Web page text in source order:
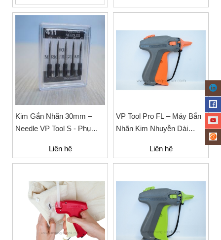
Kim Gắn Nhãn 30mm –
Needle VP Tool S - Phụ
Liên hệ
VP Tool Pro FL – Máy Bắn
Nhãn Kim Nhuyễn Dài
Liên hệ